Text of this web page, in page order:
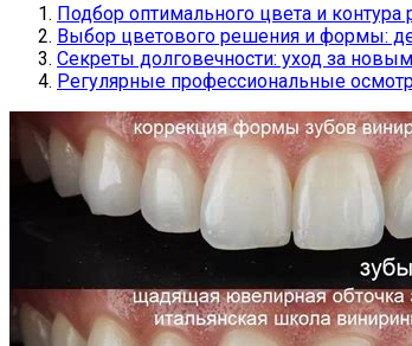
Подбор оптимального цвета и контура
Выбор цветового решения и формы:
Секреты долговечности: уход за
Регулярные профессиональные